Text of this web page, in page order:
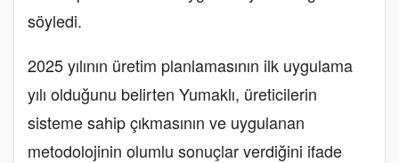
söyledi.
2025 yılının üretim planlamasının ilk uygulama
yılı olduğunu belirten Yumaklı, üreticilerin
sisteme sahip çıkmasının ve uygulanan
metodolojinin olumlu sonuçlar verdiğini ifade